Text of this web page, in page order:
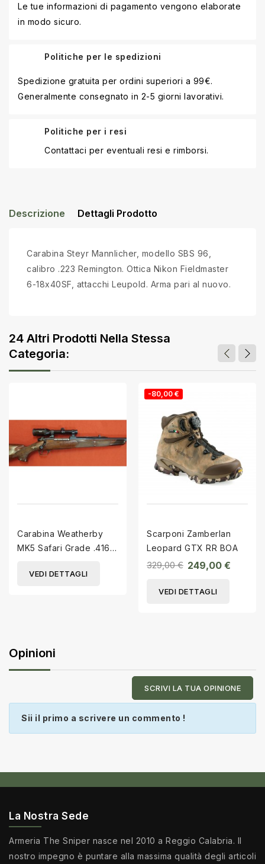
Le tue informazioni di pagamento vengono elaborate
in modo sicuro.
Politiche per le spedizioni
Spedizione gratuita per ordini superiori a 99€.
Generalmente consegnato in 2-5 giorni lavorativi.
Politiche per i resi
Contattaci per eventuali resi e rimborsi.
Descrizione Dettagli Prodotto
Carabina Steyr Mannlicher, modello SBS 96,
calibro .223 Remington. Ottica Nikon Fieldmaster
6-18x40SF, attacchi Leupold. Arma pari al nuovo.
24 Altri Prodotti Nella Stessa
Categoria:
Carabina Weatherby
MK5 Safari Grade .416
VEDI DETTAGLI
-80,00 €
Scarponi Zamberlan
Leopard GTX RR BOA
329,00 € 249,00 €
VEDI DETTAGLI
Opinioni
SCRIVI LA TUA OPINIONE
Sii il primo a scrivere un commento !
La Nostra Sede
Armeria The Sniper nasce nel 2010 a Reggio Calabria. Il
nostro impegno è puntare alla massima qualità degli articoli